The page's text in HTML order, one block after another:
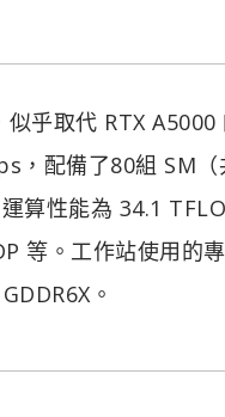
乎取代 RTX
，配備了80組 SM
算性能為 34.1
等。工作站使用的
。